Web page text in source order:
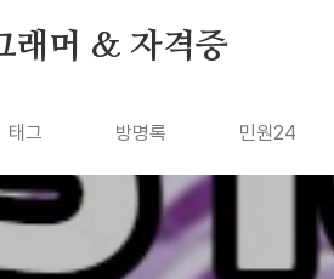
래머 & 자격증
태그 방명록 민원24